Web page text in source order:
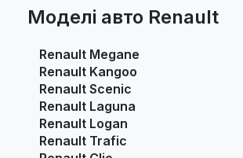
Моделі авто Renault
Renault Megane
Renault Kangoo
Renault Scenic
Renault Laguna
Renault Logan
Renault Trafic